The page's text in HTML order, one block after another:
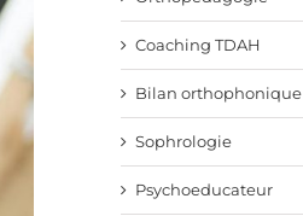
Coaching TDAH
Bilan orthophonique
Sophrologie
Psychoeducateur